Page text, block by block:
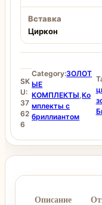
Вставка
Циркон
SK
U:
37
62
6
Category:ЗОЛОТ
ЫЕ
КОМПЛЕКТЫ,Ко
мплекты с
бриллиантом
Описание